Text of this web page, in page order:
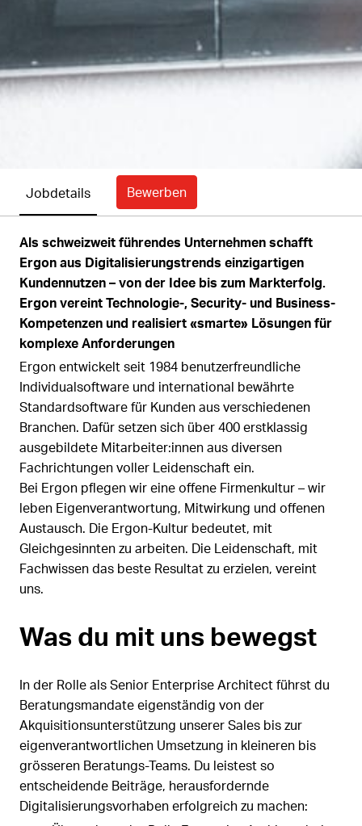
Jobdetails Bewerben
Als schweizweit führendes Unternehmen schafft
Ergon aus Digitalisierungstrends einzigartigen
Kundennutzen – von der Idee bis zum Markterfolg.
Ergon vereint Technologie-, Security- und Business-
Kompetenzen und realisiert «smarte» Lösungen für
komplexe Anforderungen
Ergon entwickelt seit 1984 benutzerfreundliche
Individualsoftware und international bewährte
Standardsoftware für Kunden aus verschiedenen
Branchen. Dafür setzen sich über 400 erstklassig
ausgebildete Mitarbeiter:innen aus diversen
Fachrichtungen voller Leidenschaft ein.
Bei Ergon pflegen wir eine offene Firmenkultur – wir
leben Eigenverantwortung, Mitwirkung und offenen
Austausch. Die Ergon-Kultur bedeutet, mit
Gleichgesinnten zu arbeiten. Die Leidenschaft, mit
Fachwissen das beste Resultat zu erzielen, vereint
uns.
Was du mit uns bewegst
In der Rolle als Senior Enterprise Architect führst du
Beratungsmandate eigenständig von der
Akquisitionsunterstützung unserer Sales bis zur
eigenverantwortlichen Umsetzung in kleineren bis
grösseren Beratungs-Teams. Du leistest so
entscheidende Beiträge, herausfordernde
Digitalisierungsvorhaben erfolgreich zu machen: